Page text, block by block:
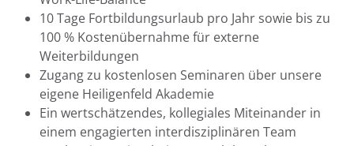
10 Tage Fortbildungsurlaub pro Jahr sowie bis zu
100 % Kostenübernahme für externe
Weiterbildungen
Zugang zu kostenlosen Seminaren über unsere
eigene Heiligenfeld Akademie
Ein wertschätzendes, kollegiales Miteinander in
einem engagierten interdisziplinären Team